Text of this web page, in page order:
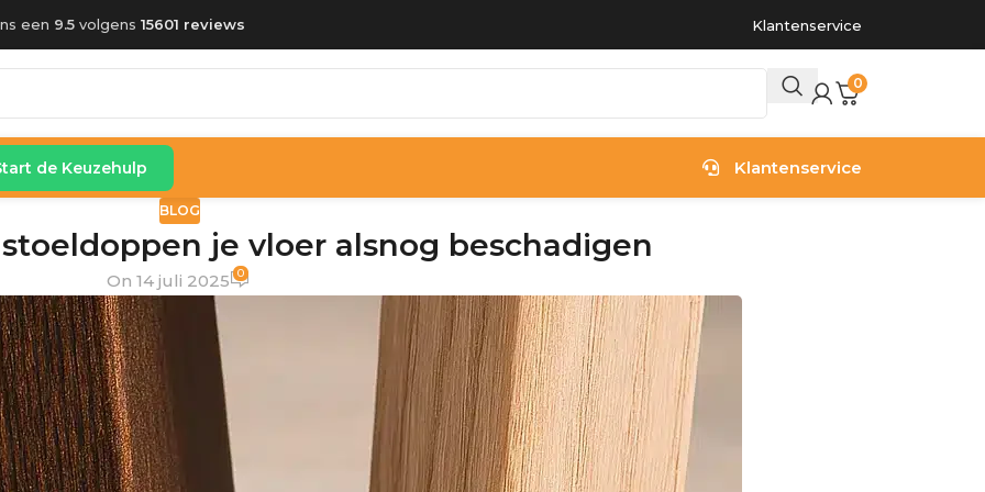
een 9.5 volgens 15601 reviews Klantenservice
0
de Keuzehulp Klantenservice
BLOG
je vloer alsnog beschadigen
On 14 juli 2025 0